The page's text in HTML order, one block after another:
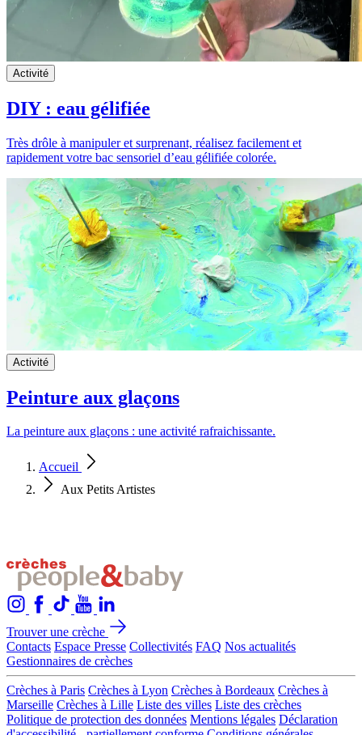
Activité
DIY : eau gélifiée
Très drôle à manipuler et surprenant, réalisez facilement et
rapidement votre bac sensoriel d’eau gélifiée colorée.
Activité
Peinture aux glaçons
La peinture aux glaçons : une activité rafraichissante.
Accueil
Aux Petits Artistes
Trouver une crèche
Contacts Espace Presse Collectivités FAQ Nos actualités
Gestionnaires de crèches
Crèches à Paris Crèches à Lyon Crèches à Bordeaux Crèches à
Marseille Crèches à Lille Liste des villes Liste des crèches
Politique de protection des données Mentions légales Déclaration